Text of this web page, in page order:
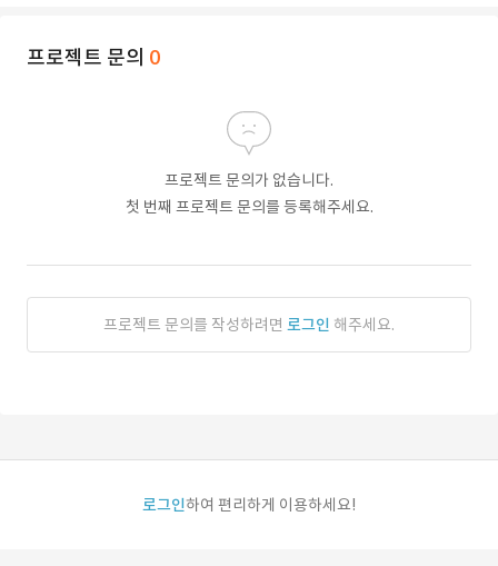
프로젝트 문의 0
프로젝트 문의가 없습니다.
첫 번째 프로젝트 문의를 등록해주세요.
프로젝트 문의를 작성하려면 로그인 해주세요.
로그인하여 편리하게 이용하세요!